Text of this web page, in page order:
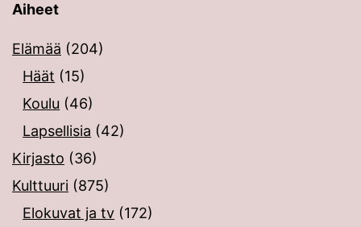
Aiheet
Elämää (204)
Häät (15)
Koulu (46)
Lapsellisia (42)
Kirjasto (36)
Kulttuuri (875)
Elokuvat ja tv (172)